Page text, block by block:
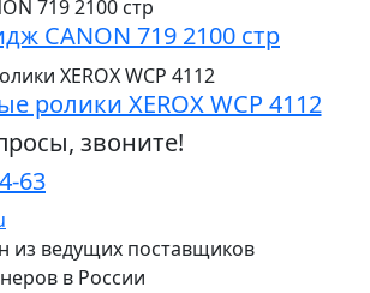
CANON 719 2100 стр
ролики XEROX WCP 4112
звоните!
63
из ведущих поставщиков
в России